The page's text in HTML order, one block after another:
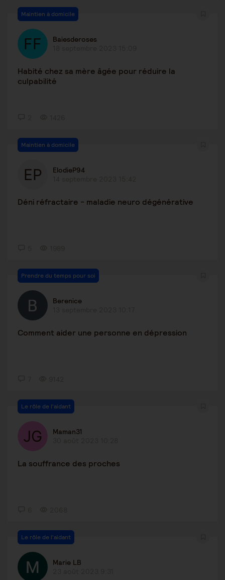
Maintien à domicile
Baiesderoses
Habité chez sa mère âgée pour réduire la
culpabilité
Maintien à domicile
ElodieP94
Déni réfractaire - maladie neuro dégénérative
Prendre du temps pour soi
Berenice
Comment aider une personne en dépression
Le rôle de l'aidant
Maman31
La souffrance des proches
Le rôle de l'aidant
Marie LB